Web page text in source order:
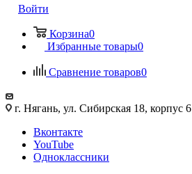
Войти
Корзина0
Избранные товары0
Сравнение товаров0
г. Нягань, ул. Сибирская 18, корпус 6
Вконтакте
YouTube
Одноклассники